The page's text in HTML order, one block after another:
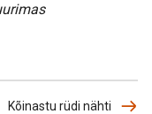
Kõinastu rüdi nähti